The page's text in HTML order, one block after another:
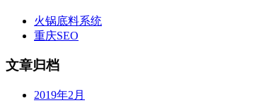
火锅底料系统
重庆SEO
文章归档
2019年2月